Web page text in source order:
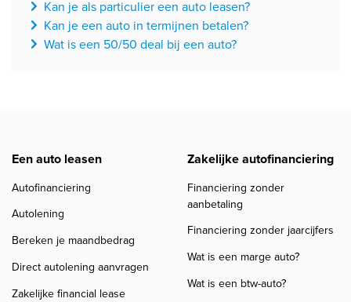
Kan je als particulier een auto leasen?
Kan je een auto in termijnen betalen?
Wat is een 50/50 deal bij een auto?
Een auto leasen
Autofinanciering
Autolening
Bereken je maandbedrag
Direct autolening aanvragen
Zakelijke financial lease
Zakelijke autofinanciering
Financiering zonder
aanbetaling
Financiering zonder jaarcijfers
Wat is een marge auto?
Wat is een btw-auto?